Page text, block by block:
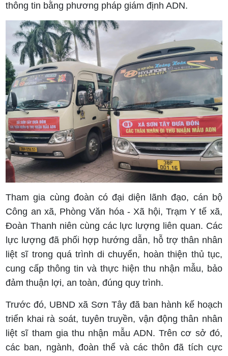
thông tin bằng phương pháp giám định ADN.
Tham gia cùng đoàn có đại diện lãnh đạo, cán bộ
Công an xã, Phòng Văn hóa - Xã hội, Trạm Y tế xã,
Đoàn Thanh niên cùng các lực lượng liên quan. Các
lực lượng đã phối hợp hướng dẫn, hỗ trợ thân nhân
liệt sĩ trong quá trình di chuyển, hoàn thiện thủ tục,
cung cấp thông tin và thực hiện thu nhận mẫu, bảo
đảm thuận lợi, an toàn, đúng quy trình.
Trước đó, UBND xã Sơn Tây đã ban hành kế hoạch
triển khai rà soát, tuyên truyền, vận động thân nhân
liệt sĩ tham gia thu nhận mẫu ADN. Trên cơ sở đó,
các ban, ngành, đoàn thể và các thôn đã tích cực